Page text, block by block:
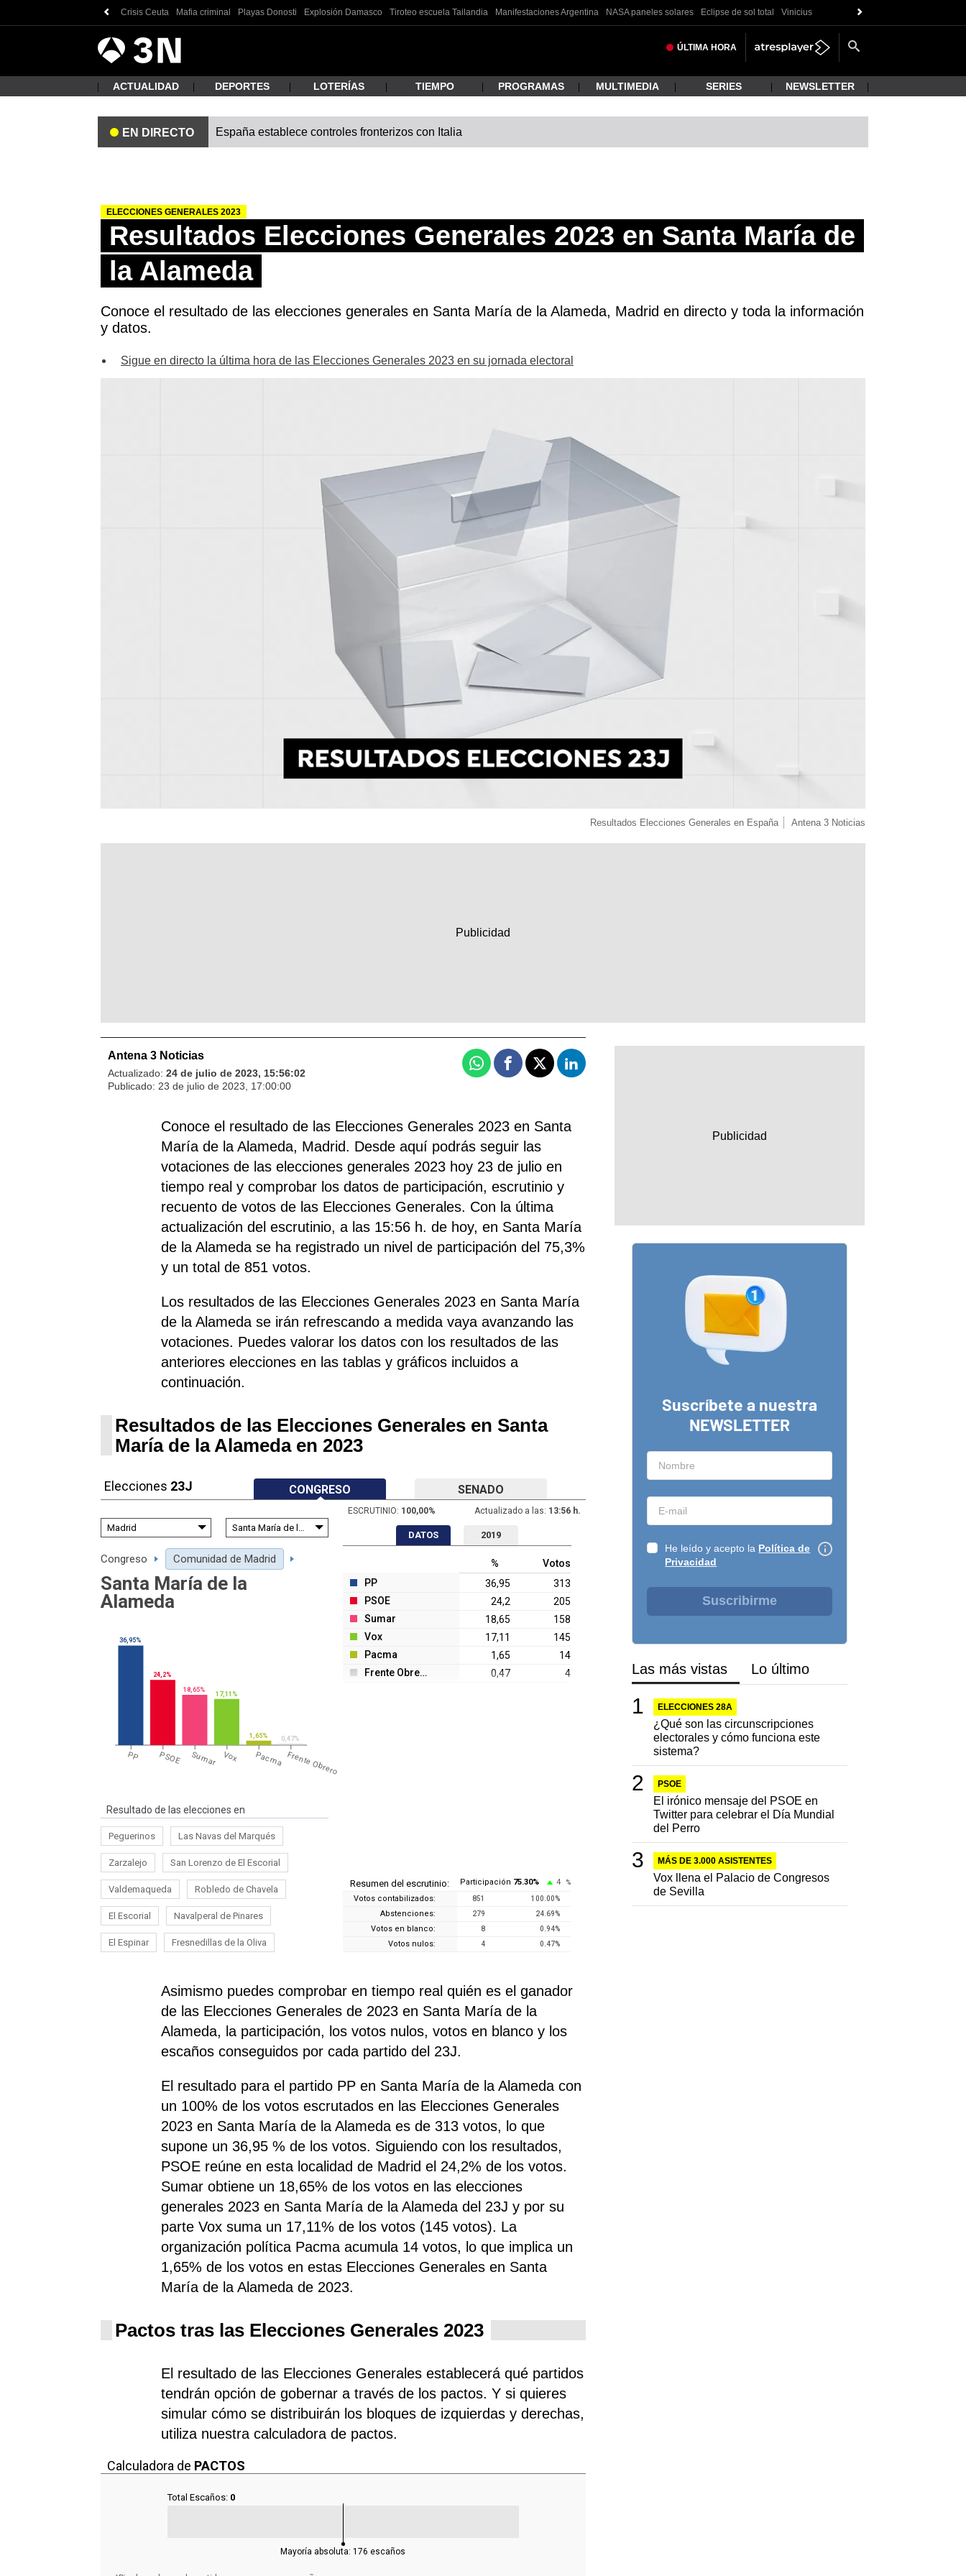
Crisis Ceuta Mafia criminal Playas Donosti Explosión Damasco Tiroteo escuela Tailandia Manifestaciones Argentina NASA paneles solares Eclipse de sol total Vinicius
3
Noticias ÚLTIMA HORA
Buscar
ACTUALIDAD DEPORTES LOTERÍAS TIEMPO PROGRAMAS MULTIMEDIA SERIES NEWSLETTER
EN DIRECTO España establece controles fronterizos con Italia
ELECCIONES GENERALES 2023
Resultados Elecciones Generales 2023 en Santa María de
la Alameda
Conoce el resultado de las elecciones generales en Santa María de la Alameda, Madrid en directo y toda la información
y datos.
Sigue en directo la última hora de las Elecciones Generales 2023 en su jornada electoral
Resultados Elecciones Generales en España Antena 3 Noticias
Antena 3 Noticias
Actualizado: 24 de julio de 2023, 15:56:02
Publicado: 23 de julio de 2023, 17:00:00
WhatsappFacebook
X Linkedin
Conoce el resultado de las Elecciones Generales 2023 en Santa
María de la Alameda, Madrid. Desde aquí podrás seguir las
votaciones de las elecciones generales 2023 hoy 23 de julio en
tiempo real y comprobar los datos de participación, escrutinio y
recuento de votos de las Elecciones Generales. Con la última
actualización del escrutinio, a las 15:56 h. de hoy, en Santa María
de la Alameda se ha registrado un nivel de participación del 75,3%
y un total de 851 votos.
Los resultados de las Elecciones Generales 2023 en Santa María
de la Alameda se irán refrescando a medida vaya avanzando las
votaciones. Puedes valorar los datos con los resultados de las
anteriores elecciones en las tablas y gráficos incluidos a
continuación.
Resultados de las Elecciones Generales en Santa
María de la Alameda en 2023
Elecciones 23J CONGRESO SENADO
ESCRUTINIO: 100,00% Actualizado a las: 13:56 h.
Congreso Comunidad de Madrid
Santa María de la
Alameda
PP PSOE Sumar Vox Pacma Frente Obrero
36,95%
24,2%
18,65%
17,11%
1,65% 0,47%
Resultado de las elecciones en
Peguerinos Las Navas del Marqués
Zarzalejo San Lorenzo de El Escorial
Valdemaqueda Robledo de Chavela
El Escorial Navalperal de Pinares
El Espinar Fresnedillas de la Oliva
DATOS 2019
%
Votos
PP
36,95
313
PSOE
24,2
205
Sumar
18,65
158
Vox
17,11
145
Pacma
1,65
14
Frente Obrero
0,47 4
Resumen del escrutinio: Participación 75.30% 4 %
Votos contabilizados: 851 100.00%
Abstenciones: 279 24.69%
Votos en blanco: 8 0.94%
Votos nulos: 4 0.47%
Asimismo puedes comprobar en tiempo real quién es el ganador
de las Elecciones Generales de 2023 en Santa María de la
Alameda, la participación, los votos nulos, votos en blanco y los
escaños conseguidos por cada partido del 23J.
El resultado para el partido PP en Santa María de la Alameda con
un 100% de los votos escrutados en las Elecciones Generales
2023 en Santa María de la Alameda es de 313 votos, lo que
supone un 36,95 % de los votos. Siguiendo con los resultados,
PSOE reúne en esta localidad de Madrid el 24,2% de los votos.
Sumar obtiene un 18,65% de los votos en las elecciones
generales 2023 en Santa María de la Alameda del 23J y por su
parte Vox suma un 17,11% de los votos (145 votos). La
organización política Pacma acumula 14 votos, lo que implica un
1,65% de los votos en estas Elecciones Generales en Santa
María de la Alameda de 2023.
Pactos tras las Elecciones Generales 2023
El resultado de las Elecciones Generales establecerá qué partidos
tendrán opción de gobernar a través de los pactos. Y si quieres
simular cómo se distribuirán los bloques de izquierdas y derechas,
utiliza nuestra calculadora de pactos.
Calculadora de PACTOS
Total Escaños: 0
Mayoría absoluta:176 escaños
Suscríbete a nuestra
NEWSLETTER
He leído y acepto la Política de
Privacidad
Suscribirme
Las más vistas Lo último
ELECCIONES 28A
¿Qué son las circunscripciones
electorales y cómo funciona este
sistema?
PSOE
El irónico mensaje del PSOE en
Twitter para celebrar el Día Mundial
del Perro
MÁS DE 3.000 ASISTENTES
Vox llena el Palacio de Congresos
de Sevilla